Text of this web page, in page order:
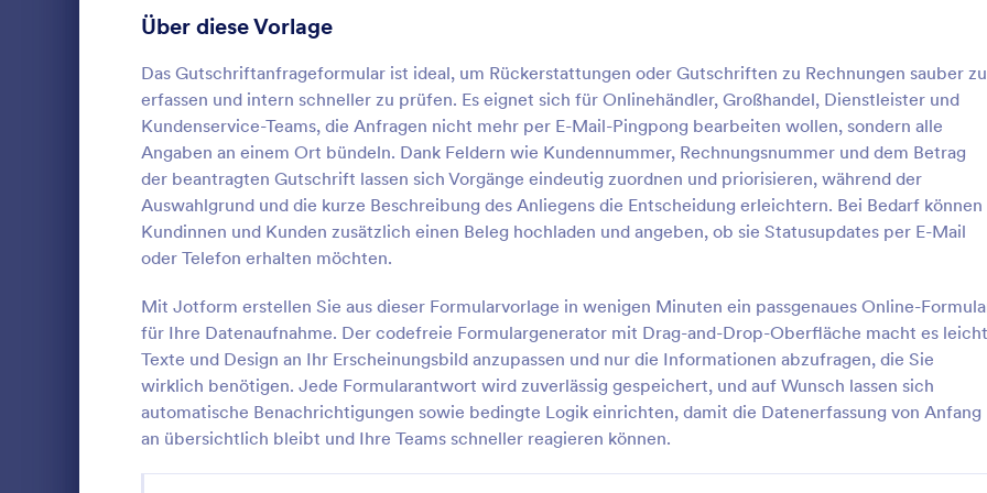
Über diese Vorlage
Das Gutschriftanfrageformular ist ideal, um Rückerstattungen oder Gutschriften zu Rechnungen sauber zu
erfassen und intern schneller zu prüfen. Es eignet sich für Onlinehändler, Großhandel, Dienstleister und
Kundenservice-Teams, die Anfragen nicht mehr per E-Mail-Pingpong bearbeiten wollen, sondern alle
Angaben an einem Ort bündeln. Dank Feldern wie Kundennummer, Rechnungsnummer und dem Betrag
der beantragten Gutschrift lassen sich Vorgänge eindeutig zuordnen und priorisieren, während der
Auswahlgrund und die kurze Beschreibung des Anliegens die Entscheidung erleichtern. Bei Bedarf können
Kundinnen und Kunden zusätzlich einen Beleg hochladen und angeben, ob sie Statusupdates per E-Mail
oder Telefon erhalten möchten.
Mit Jotform erstellen Sie aus dieser Formularvorlage in wenigen Minuten ein passgenaues Online-
für Ihre Datenaufnahme. Der codefreie Formulargenerator mit Drag-and-Drop-Oberfläche macht es
Texte und Design an Ihr Erscheinungsbild anzupassen und nur die Informationen abzufragen, die Sie
wirklich benötigen. Jede Formularantwort wird zuverlässig gespeichert, und auf Wunsch lassen sich
automatische Benachrichtigungen sowie bedingte Logik einrichten, damit die Datenerfassung von Anfang
an übersichtlich bleibt und Ihre Teams schneller reagieren können.
Rücksende Und Reparaturantragsformular
Rücksende- und Reparaturantragsformular
Reparaturen, damit Service-Teams
Anfragen schneller prüfen, dokumentieren
und in Jotform zentral verwalten können.
Go to Category:
Rückerstattungsformulare
Vorlage verwenden
:
Sammeln und verwalten Sie
Erstattungsantragsformular und
vereinfachen Sie die
die Bearbeitung für Verwaltung,
Personalabteilung und
Go to Category:
Aufnahmeformulare für
Kostenerstattungen
Vorlage verwenden
Anmeldeformulare
Abstimmung 35
Abstract-Formulare
Genehmigungsformulare 91
Bewertungsformulare 74
Anwesenheitsformulare 11
Audit Formulare 63
Autorisierungsformulare
Award-Formulare 16
Black Friday Formulare 32